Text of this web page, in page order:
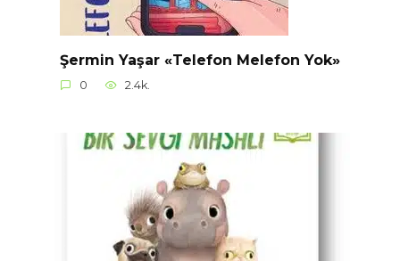
Şermin Yaşar «Telefon Melefon Yok»
0 2.4k.